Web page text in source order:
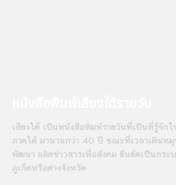
เสียงใต้ เป็นหนังสือพิมพ์รายวันที่เป็นที่รู้จัก
ภาคใต้ มานานกว่า 40 ปี ขณะที่เวลาเดินหมุ
พัฒนา ผลิตข่าวสารเพื่อสังคม ยืนยัดเป็นกระ
ภูเก็ตหรือต่างจังหวัด